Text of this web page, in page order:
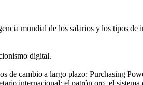
mundial de los salarios y los tipos de
digital.
de cambio a largo plazo: Purchasing
internacional: el patrón oro, el